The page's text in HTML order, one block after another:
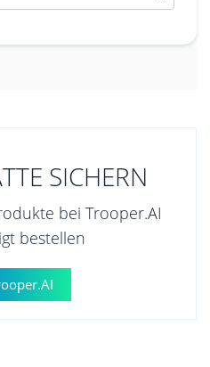
SICHERN
bei Trooper.AI
bestellen